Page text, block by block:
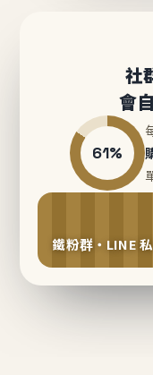
社
會
61%
鐵粉群・LINE